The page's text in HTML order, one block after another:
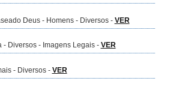
Deus - Homens - Diversos - VER
- Diversos - Imagens Legais - VER
- Diversos - VER